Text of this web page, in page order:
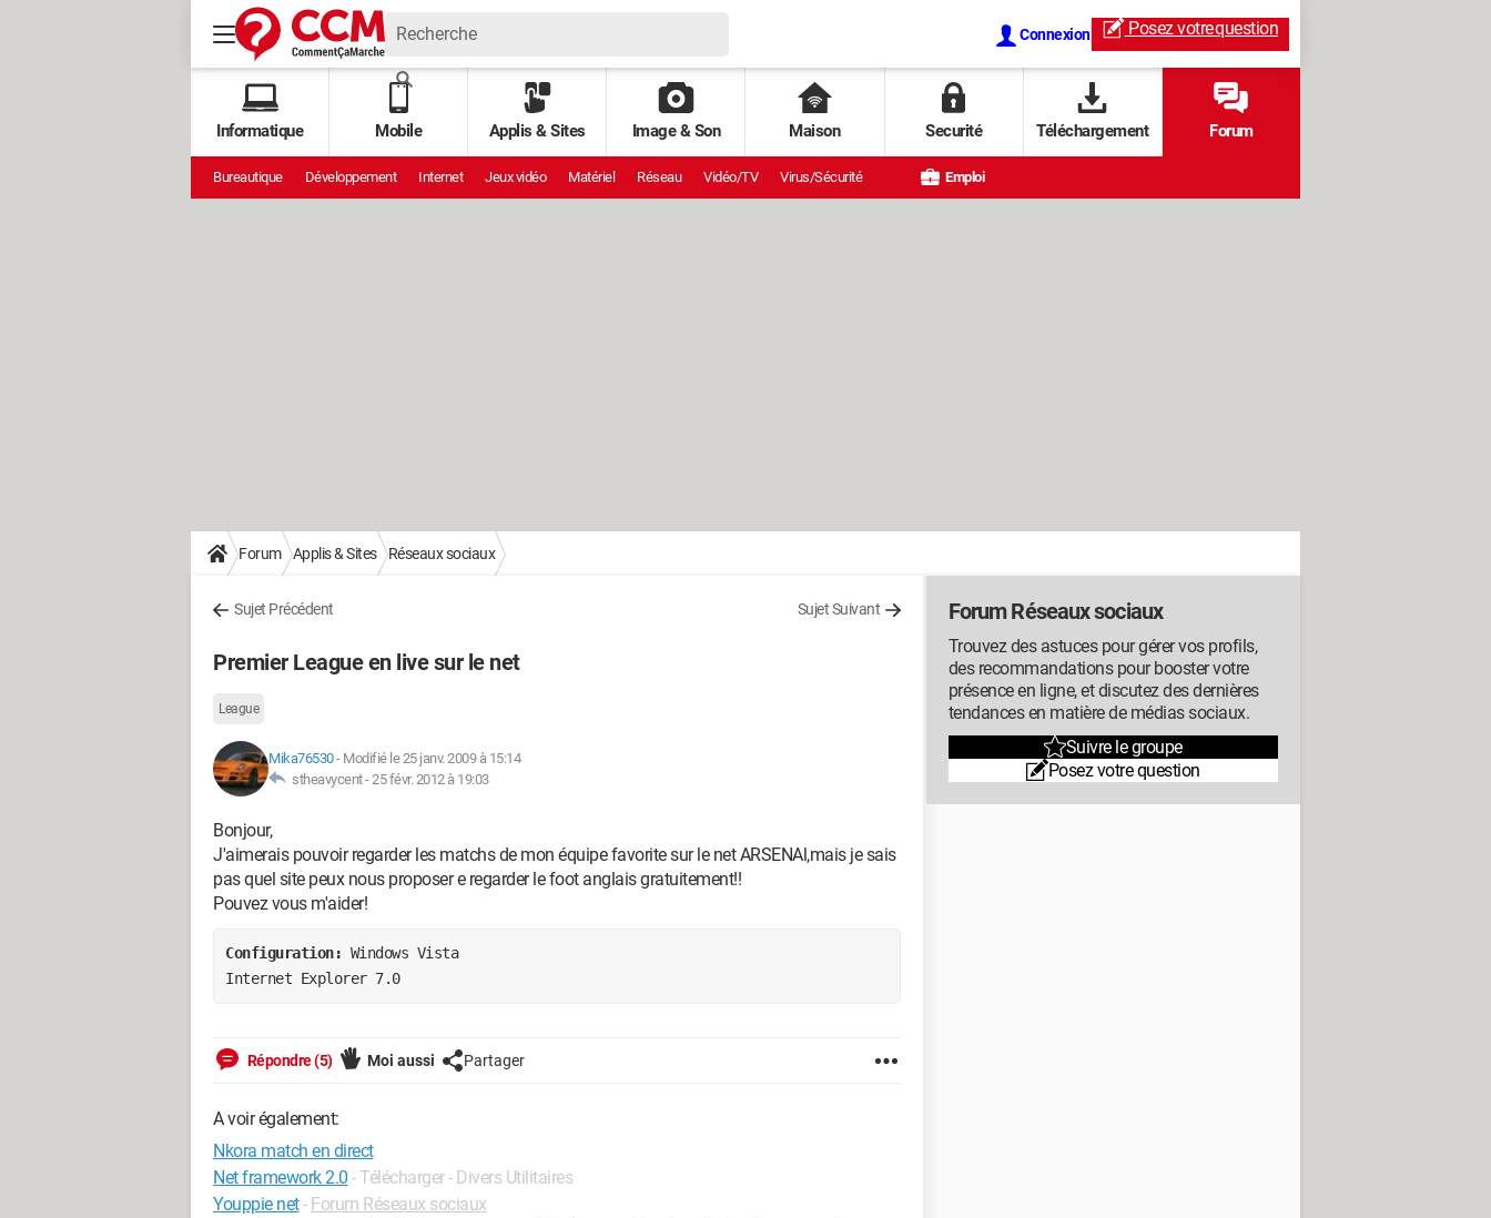
Connexion Posez votrequestion
Informatique Mobile Applis & Sites Image & Son Maison Securité Téléchargement Forum
Bureautique Développement Internet Jeux vidéo Matériel Réseau Vidéo/TV Virus/Sécurité Emploi
Forum Applis & Sites Réseaux sociaux
Sujet Précédent Sujet Suivant
Premier League en live sur le net
League
Mika76530- Modifié le 25 janv. 2009 à 15:14
stheavycent -25 févr. 2012 à 19:03
Bonjour,
J'aimerais pouvoir regarder les matchs de mon équipe favorite sur le net ARSENAl,mais je sais
pas quel site peux nous proposer e regarder le foot anglais gratuitement!!
Pouvez vous m'aider!
Configuration: Windows Vista
Internet Explorer 7.0
Répondre (5) Moi aussi Partager
A voir également:
Nkora match en direct
Net framework 2.0 - Télécharger - Divers Utilitaires
Youppie net- Forum Réseaux sociaux
Forum Réseaux sociaux
Trouvez des astuces pour gérer vos profils,
des recommandations pour booster votre
présence en ligne, et discutez des dernières
tendances en matière de médias sociaux.
Suivre le groupe
Posez votre question